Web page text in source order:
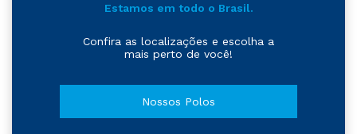
Estamos em todo o Brasil.
Confira as localizações e escolha a
mais perto de você!
Nossos Polos